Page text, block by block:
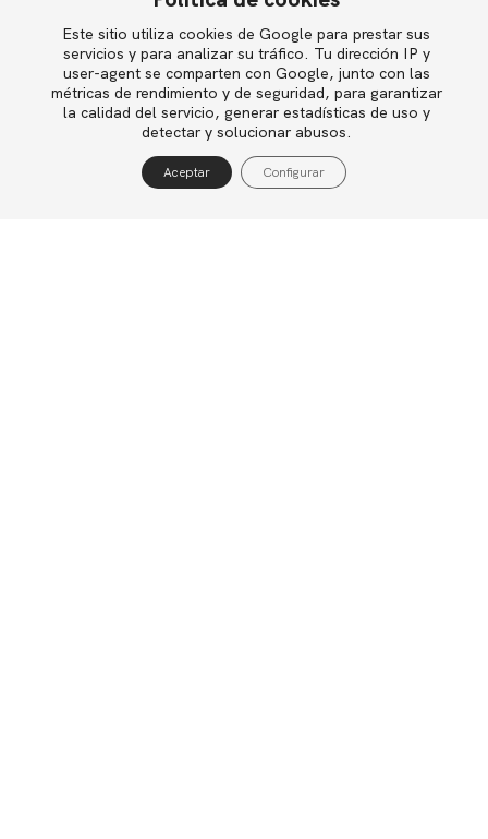
English
Política de privacidad
Política de cookies
Diseño de organizaciones
Lugar y espacios de trabajo
Nuevas formas de trabajo Teletrabajo
Este sitio utiliza cookies de Google para prestar sus
servicios y para analizar su tráfico. Tu dirección IP y
user-agent se comparten con Google, junto con las
métricas de rendimiento y de seguridad, para garantizar
la calidad del servicio, generar estadísticas de uso y
detectar y solucionar abusos.
Aceptar Configurar